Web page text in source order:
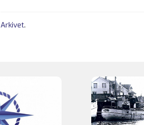
Arkivet.